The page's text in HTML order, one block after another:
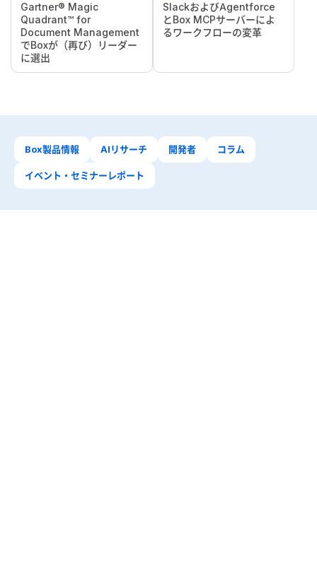
Gartner® Magic
Quadrant™ for
Document Management
でBoxが（再び）リーダー
に選出
SlackおよびAgentforce
とBox MCPサーバーによ
るワークフローの変革
Box製品情報 AIリサーチ 開発者 コラム
イベント・セミナーレポート